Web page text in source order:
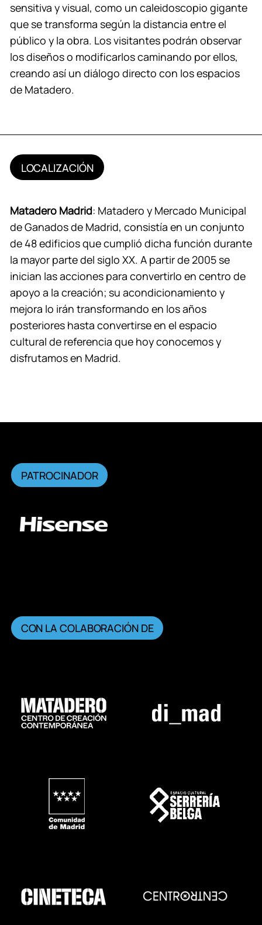
sensitiva y visual, como un caleidoscopio gigante
que se transforma según la distancia entre el
público y la obra. Los visitantes podrán observar
los diseños o modificarlos caminando por ellos,
creando así un diálogo directo con los espacios
de Matadero.
LOCALIZACIÓN
Matadero Madrid: Matadero y Mercado Municipal
de Ganados de Madrid, consistía en un conjunto
de 48 edificios que cumplió dicha función durante
la mayor parte del siglo XX. A partir de 2005 se
inician las acciones para convertirlo en centro de
apoyo a la creación; su acondicionamiento y
mejora lo irán transformando en los años
posteriores hasta convertirse en el espacio
cultural de referencia que hoy conocemos y
disfrutamos en Madrid.
PATROCINADOR
CON LA COLABORACIÓN DE